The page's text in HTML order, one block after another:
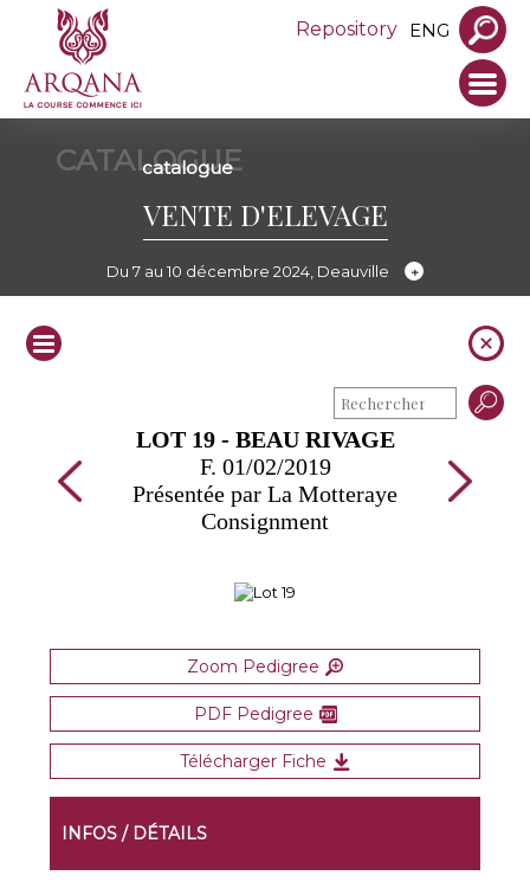
Repository ENG
CATALOGUE
catalogue
VENTE D'ELEVAGE
Du 7 au 10 décembre 2024, Deauville
LOT 19 - BEAU RIVAGE
F. 01/02/2019
Présentée par La Motteraye
Consignment
Zoom Pedigree
PDF Pedigree
Télécharger Fiche
INFOS / DÉTAILS